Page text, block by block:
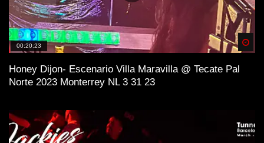
00:20:23
Honey Dijon- Escenario Villa Maravilla @ Tecate Pal
Norte 2023 Monterrey NL 3 31 23